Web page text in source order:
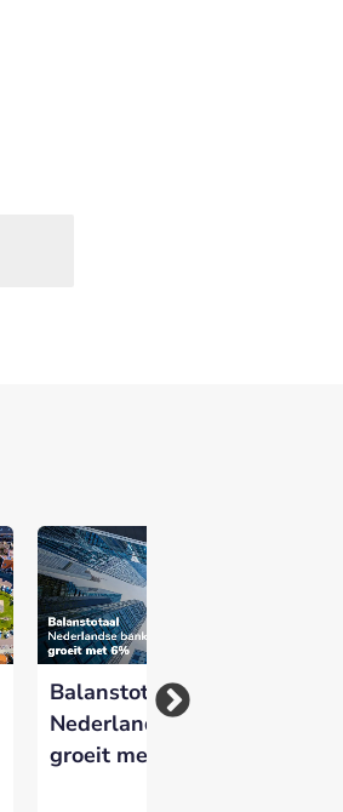
Balanstotaal
Nederlandse banken
groeit met 6%